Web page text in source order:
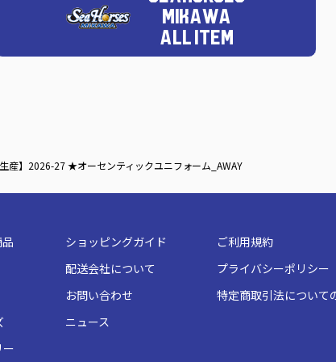
MIKAWA
ALL ITEM
生産】2026-27 ★オーセンティックユニフォーム_AWAY
ー
ショッピングガイド
配送会社について
お問い合わせ
ニュース
ご利用規約
プライバシーポリシー
特定商取引法について